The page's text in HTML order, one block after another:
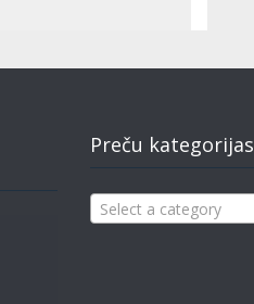
Preču kategorijas
Select a category